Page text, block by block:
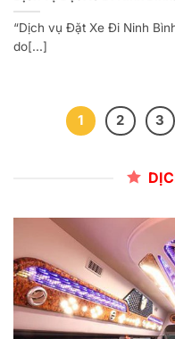
“Dịch vụ Đặt Xe Đi Ninh
do[...]
1 2 3